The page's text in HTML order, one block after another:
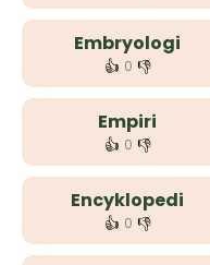
Embryologi
👍 0 👎
Empiri
👍 0 👎
Encyklopedi
👍 0 👎